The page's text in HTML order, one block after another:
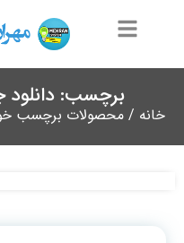
برچسب: دانلود
خانه / محصولات برچسب